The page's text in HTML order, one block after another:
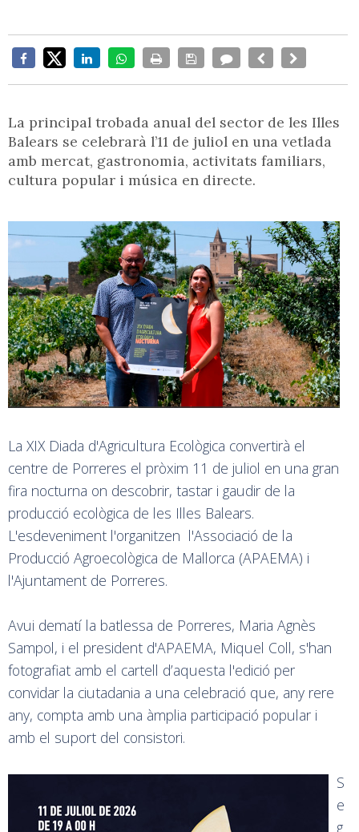
La principal trobada anual del sector de les Illes
Balears se celebrarà l’11 de juliol en una vetlada
amb mercat, gastronomia, activitats familiars,
cultura popular i música en directe.
La XIX Diada d'Agricultura Ecològica convertirà el
centre de Porreres el pròxim 11 de juliol en una gran
fira nocturna on descobrir, tastar i gaudir de la
producció ecològica de les Illes Balears.
L'esdeveniment l'organitzen l'Associació de la
Producció Agroecològica de Mallorca (APAEMA) i
l'Ajuntament de Porreres.
Avui dematí la batlessa de Porreres, Maria Agnès
Sampol, i el president d'APAEMA, Miquel Coll, s'han
fotografiat amb el cartell d’aquesta l'edició per
convidar la ciutadania a una celebració que, any rere
any, compta amb una àmplia participació popular i
amb el suport del consistori.
S
e
g